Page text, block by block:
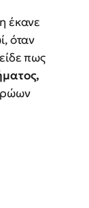
έκανε
όταν
πως